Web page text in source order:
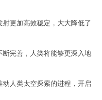
更加高效稳定，大大降低了
完善，人类将能够更深入地
人类太空探索的进程，开启